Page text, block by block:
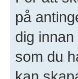
på
dig
som du